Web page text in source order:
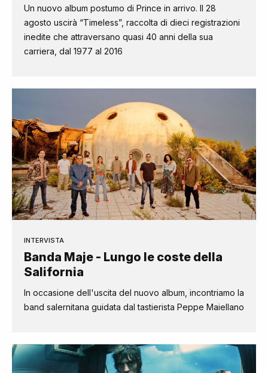
Un nuovo album postumo di Prince in arrivo. Il 28
agosto uscirà “Timeless”, raccolta di dieci registrazioni
inedite che attraversano quasi 40 anni della sua
carriera, dal 1977 al 2016
INTERVISTA
Banda Maje - Lungo le coste della
Salifornia
In occasione dell'uscita del nuovo album, incontriamo la
band salernitana guidata dal tastierista Peppe Maiellano